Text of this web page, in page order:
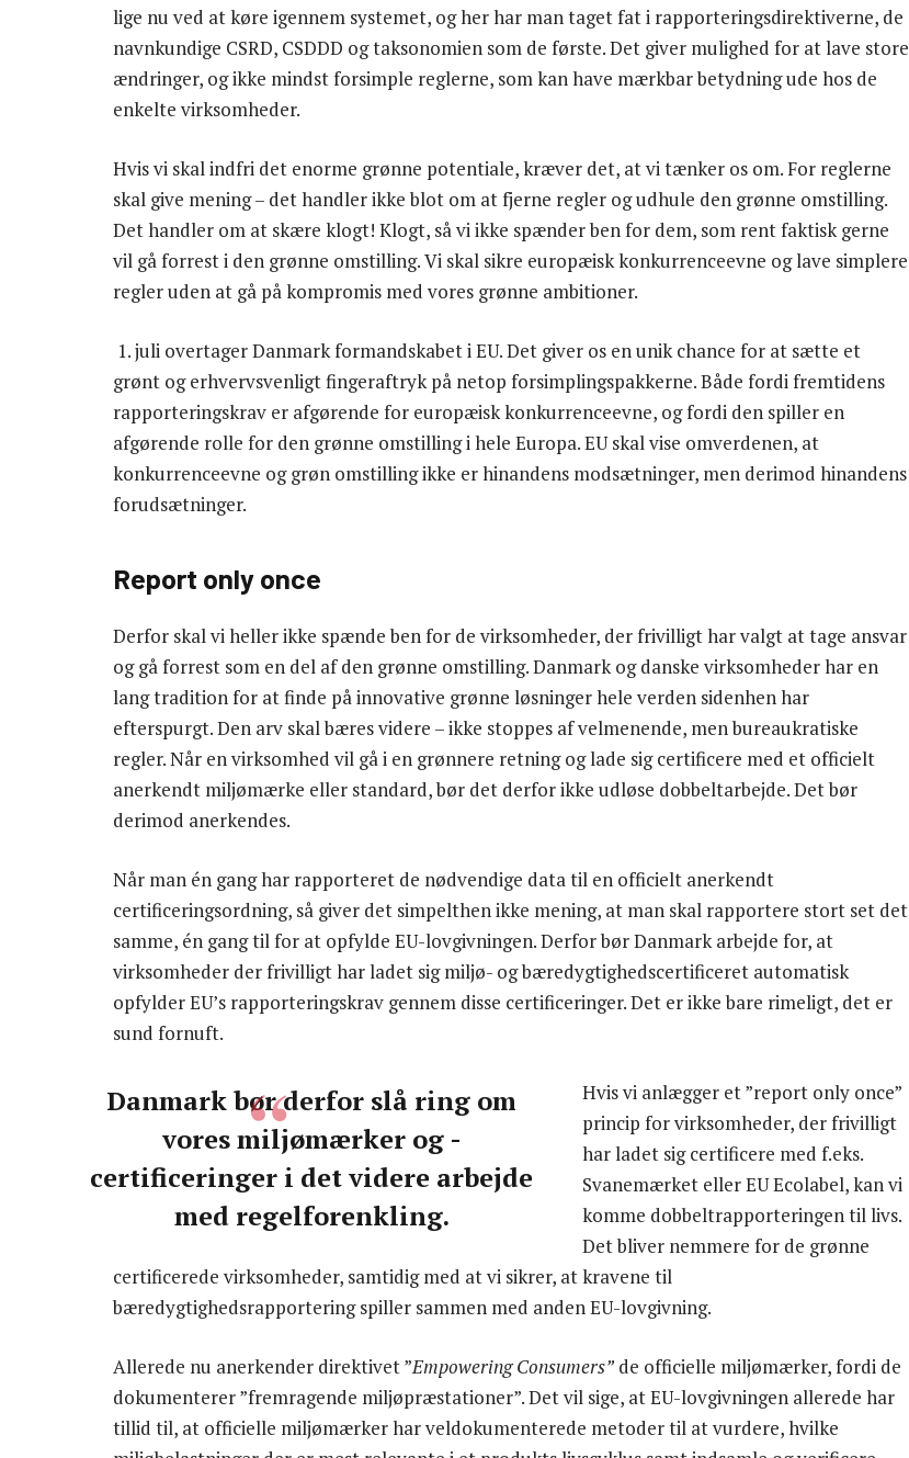
lige nu ved at køre igennem systemet, og her har man taget fat i rapporteringsdirektiverne, de
navnkundige CSRD, CSDDD og taksonomien som de første. Det giver mulighed for at lave store
ændringer, og ikke mindst forsimple reglerne, som kan have mærkbar betydning ude hos de
enkelte virksomheder.
Hvis vi skal indfri det enorme grønne potentiale, kræver det, at vi tænker os om. For reglerne
skal give mening – det handler ikke blot om at fjerne regler og udhule den grønne omstilling.
Det handler om at skære klogt! Klogt, så vi ikke spænder ben for dem, som rent faktisk gerne
vil gå forrest i den grønne omstilling. Vi skal sikre europæisk konkurrenceevne og lave simplere
regler uden at gå på kompromis med vores grønne ambitioner.
1. juli overtager Danmark formandskabet i EU. Det giver os en unik chance for at sætte et
grønt og erhvervsvenligt fingeraftryk på netop forsimplingspakkerne. Både fordi fremtidens
rapporteringskrav er afgørende for europæisk konkurrenceevne, og fordi den spiller en
afgørende rolle for den grønne omstilling i hele Europa. EU skal vise omverdenen, at
konkurrenceevne og grøn omstilling ikke er hinandens modsætninger, men derimod hinandens
forudsætninger.
Report only once
Derfor skal vi heller ikke spænde ben for de virksomheder, der frivilligt har valgt at tage ansvar
og gå forrest som en del af den grønne omstilling. Danmark og danske virksomheder har en
lang tradition for at finde på innovative grønne løsninger hele verden sidenhen har
efterspurgt. Den arv skal bæres videre – ikke stoppes af velmenende, men bureaukratiske
regler. Når en virksomhed vil gå i en grønnere retning og lade sig certificere med et officielt
anerkendt miljømærke eller standard, bør det derfor ikke udløse dobbeltarbejde. Det bør
derimod anerkendes.
Når man én gang har rapporteret de nødvendige data til en officielt anerkendt
certificeringsordning, så giver det simpelthen ikke mening, at man skal rapportere stort set det
samme, én gang til for at opfylde EU-lovgivningen. Derfor bør Danmark arbejde for, at
virksomheder der frivilligt har ladet sig miljø- og bæredygtighedscertificeret automatisk
opfylder EU’s rapporteringskrav gennem disse certificeringer. Det er ikke bare rimeligt, det er
sund fornuft.
Danmark bør derfor slå ring om
vores miljømærker og -
certificeringer i det videre arbejde
med regelforenkling.
Hvis vi anlægger et ”report only once”
princip for virksomheder, der frivilligt
har ladet sig certificere med f.eks.
Svanemærket eller EU Ecolabel, kan vi
komme dobbeltrapporteringen til livs.
Det bliver nemmere for de grønne
certificerede virksomheder, samtidig med at vi sikrer, at kravene til
bæredygtighedsrapportering spiller sammen med anden EU-lovgivning.
Allerede nu anerkender direktivet ”Empowering Consumers”de officielle miljømærker, fordi de
dokumenterer ”fremragende miljøpræstationer”. Det vil sige, at EU-lovgivningen allerede har
tillid til, at officielle miljømærker har veldokumenterede metoder til at vurdere, hvilke